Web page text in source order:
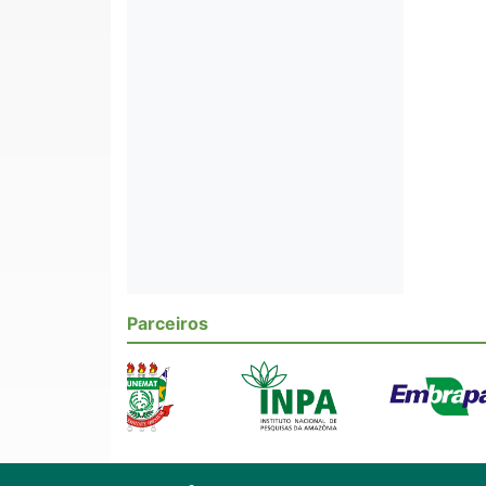
Parceiros